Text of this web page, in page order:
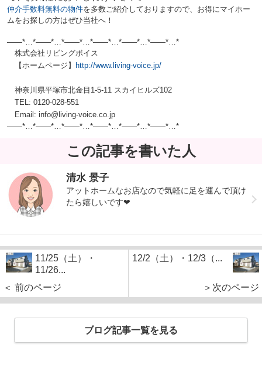
仲介手数料無料の物件を多数ご紹介しておりますので、お得にマイホー
ムをお探しの方はぜひ当社へ！
——*…*——*…*——*…*——*…*——*…*——*…*
株式会社リビングボイス
【ホームページ】
http://www.living-voice.jp/
神奈川県平塚市北金目1-5-11 スカイヒルズ102
TEL: 0120-028-551
Email: info@living-voice.co.jp
——*…*——*…*——*…*——*…*——*…*——*…*
この記事を書いた人
清水 景子
アットホームなお店なので気軽に足を運んで頂け
たら嬉しいです❤︎
11/25（土）・
11/26...
＜ 前のページ
12/2（土）・12/3（...
＞次のページ
ブログ記事一覧を見る